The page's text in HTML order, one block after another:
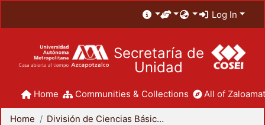
Log In
Secretaría de
Unidad
Home Communities & Collections All of
Home
División de Ciencias Básicas e Ingeniería